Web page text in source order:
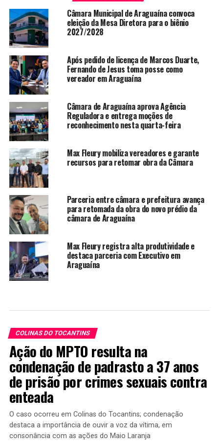
Câmara Municipal de Araguaína convoca
eleição da Mesa Diretora para o biênio
2027/2028
Após pedido de licença de Marcos Duarte,
Fernando de Jesus toma posse como
vereador em Araguaína
Câmara de Araguaína aprova Agência
Reguladora e entrega moções de
reconhecimento nesta quarta-feira
Max Fleury mobiliza vereadores e garante
recursos para retomar obra da Câmara
Parceria entre câmara e prefeitura avança
para retomada da obra do novo prédio da
câmara de Araguaína
Max Fleury registra alta produtividade e
destaca parceria com Executivo em
Araguaína
COLINAS DO TOCANTINS
Ação do MPTO resulta na
condenação de padrasto a 37 anos
de prisão por crimes sexuais contra
enteada
O caso ocorreu em Colinas do Tocantins; condenação
destaca a importância de ouvir a voz da vítima, em
consonância com as ações do Maio Laranja